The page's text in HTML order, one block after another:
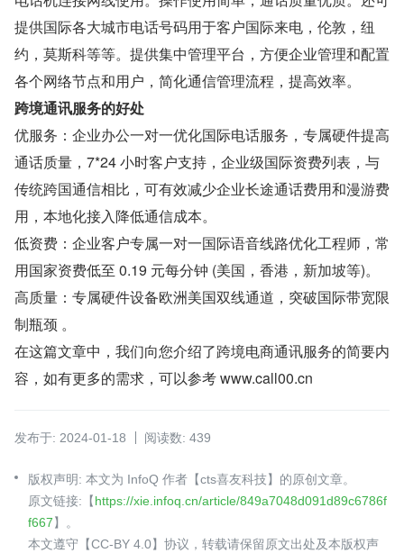
提供国际各大城市电话号码用于客户国际来电，伦敦，纽
约，莫斯科等等。提供集中管理平台，方便企业管理和配置
各个网络节点和用户，简化通信管理流程，提高效率。
跨境通讯服务的好处
优服务：企业办公一对一优化国际电话服务，专属硬件提高
通话质量，7*24 小时客户支持，企业级国际资费列表，与
传统跨国通信相比，可有效减少企业长途通话费用和漫游费
用，本地化接入降低通信成本。
低资费：企业客户专属一对一国际语音线路优化工程师，常
用国家资费低至 0.19 元每分钟 (美国，香港，新加坡等)。
高质量：专属硬件设备欧洲美国双线通道，突破国际带宽限
制瓶颈 。
在这篇文章中，我们向您介绍了跨境电商通讯服务的简要内
容，如有更多的需求，可以参考 www.call00.cn
发布于: 2024-01-18 阅读数: 439
版权声明: 本文为 InfoQ 作者【cts喜友科技】的原创文章。
原文链接:【https://xie.infoq.cn/article/849a7048d091d89c6786f
f667】。
本文遵守【CC-BY 4.0】协议，转载请保留原文出处及本版权声